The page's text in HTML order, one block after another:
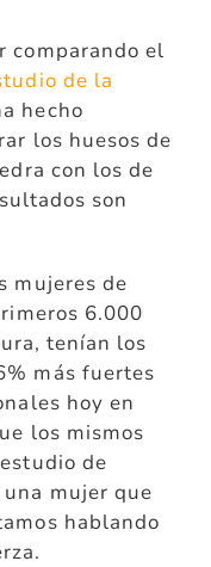
comparando el
de la
hecho
los huesos de
con los de
son
mujeres de
6.000
tenían los
más fuertes
hoy en
los mismos
de
mujer que
hablando